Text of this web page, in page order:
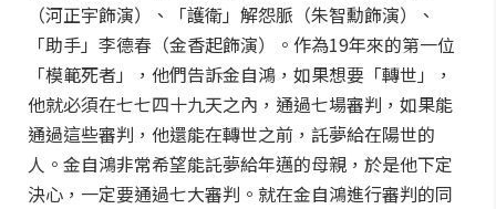
（河正宇飾演）、「護衛」解怨脈（朱智勳飾演）、
「助手」李德春（金香起飾演）。作為19年來的第一位
「模範死者」，他們告訴金自鴻，如果想要「轉世」，
他就必須在七七四十九天之內，通過七場審判，如果能
通過這些審判，他還能在轉世之前，託夢給在陽世的
人。金自鴻非常希望能託夢給年邁的母親，於是他下定
決心，一定要通過七大審判。就在金自鴻進行審判的同